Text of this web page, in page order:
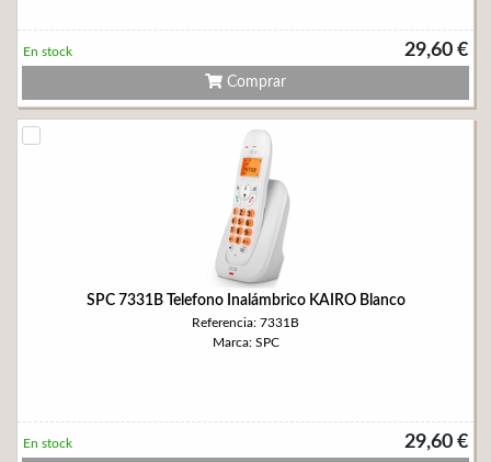
29,60 €
En stock
Comprar
SPC 7331B Telefono Inalámbrico KAIRO Blanco
Referencia: 7331B
Marca: SPC
29,60 €
En stock